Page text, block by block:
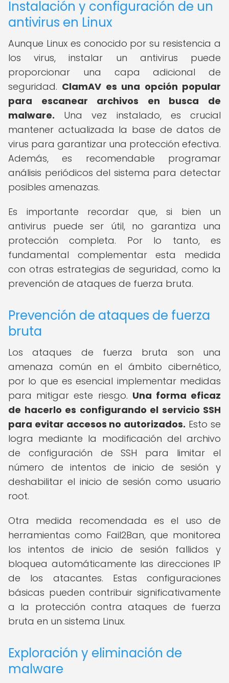
Instalación y configuración de un
antivirus en Linux
Aunque Linux es conocido por su resistencia a
los virus, instalar un antivirus puede
proporcionar una capa adicional de
seguridad. ClamAV es una opción popular
para escanear archivos en busca de
malware. Una vez instalado, es crucial
mantener actualizada la base de datos de
virus para garantizar una protección efectiva.
Además, es recomendable programar
análisis periódicos del sistema para detectar
posibles amenazas.
Es importante recordar que, si bien un
antivirus puede ser útil, no garantiza una
protección completa. Por lo tanto, es
fundamental complementar esta medida
con otras estrategias de seguridad, como la
prevención de ataques de fuerza bruta.
Prevención de ataques de fuerza
bruta
Los ataques de fuerza bruta son una
amenaza común en el ámbito cibernético,
por lo que es esencial implementar medidas
para mitigar este riesgo. Una forma eficaz
de hacerlo es configurando el servicio SSH
para evitar accesos no autorizados. Esto se
logra mediante la modificación del archivo
de configuración de SSH para limitar el
número de intentos de inicio de sesión y
deshabilitar el inicio de sesión como usuario
root.
Otra medida recomendada es el uso de
herramientas como Fail2Ban, que monitorea
los intentos de inicio de sesión fallidos y
bloquea automáticamente las direcciones IP
de los atacantes. Estas configuraciones
básicas pueden contribuir significativamente
a la protección contra ataques de fuerza
bruta en un sistema Linux.
Exploración y eliminación de
malware